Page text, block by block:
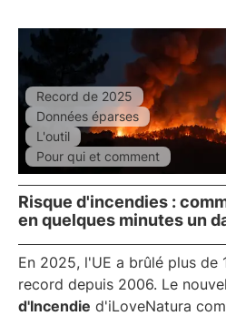
Record de 2025
Données éparses
L'outil
Pour qui et comment
Risque d'incendies :
en quelques minutes un
En 2025, l'UE a brûlé plus de
record depuis 2006. Le
d'Incendie d'iLoveNatura